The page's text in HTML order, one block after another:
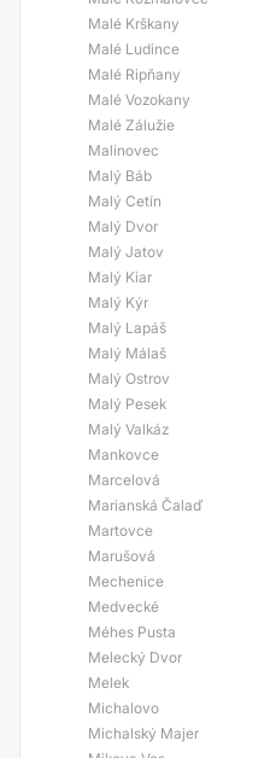
Malé Krškany
Malé Ludince
Malé Ripňany
Malé Vozokany
Malé Zálužie
Malinovec
Malý Báb
Malý Cetín
Malý Dvor
Malý Jatov
Malý Kiar
Malý Kýr
Malý Lapáš
Malý Málaš
Malý Ostrov
Malý Pesek
Malý Valkáz
Mankovce
Marcelová
Marianská Čalaď
Martovce
Marušová
Mechenice
Medvecké
Méhes Pusta
Melecký Dvor
Melek
Michalovo
Michalský Majer